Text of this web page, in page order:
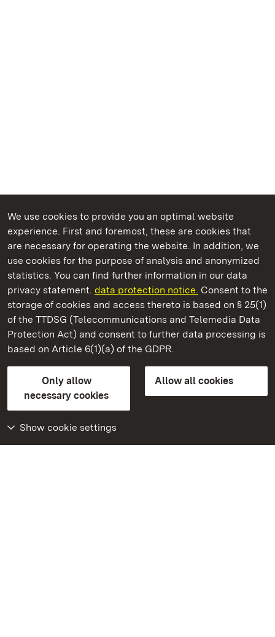
We use cookies to provide you an optimal website
experience. First and foremost, these are cookies that
are necessary for operating the website. In addition, we
use cookies for the purpose of analysis and anonymized
statistics. You can find further information in our data
privacy statement. data protection notice. Consent to the
storage of cookies and access thereto is based on § 25(1)
of the TTDSG (Telecommunications and Telemedia Data
Protection Act) and consent to further data processing is
based on Article 6(1)(a) of the GDPR.
Only allow
necessary cookies
Allow all cookies
Show cookie settings
State Palaces and Gardens of Baden-Wuerttemberg
Solitude Palace
State Palaces and Gardens of Baden-Wuerttemberg
FAQMasthead Data protection
Declaration on barrier-free access
BITV-konform (geprüfte Seiten)